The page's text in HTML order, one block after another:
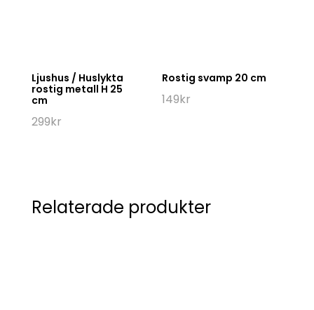
Ljushus / Huslykta
rostig metall H 25
cm
299kr
Rostig svamp 20 cm
149kr
Relaterade produkter